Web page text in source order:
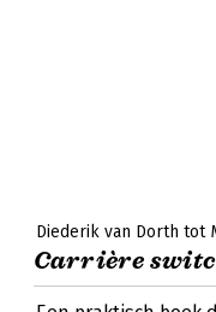
Diederik van Dorth tot
Carrière